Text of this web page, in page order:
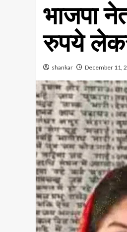
भाजपा
रुपये
shankar December 11,